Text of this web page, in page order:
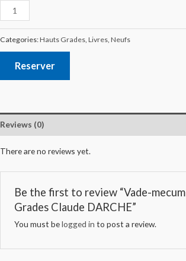
Categories:Hauts Grades Livres Neufs
Reserver
Reviews (0)
There are no reviews yet.
Be the first to review “Vade-
Grades Claude DARCHE”
You must belogged in to post a review.